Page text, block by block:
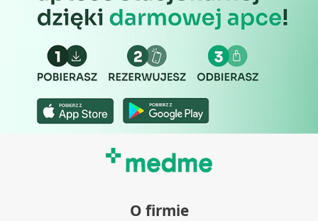
O firmie
Pomiar efektywności treści
Rozumienie odbiorców dzięki statystyce lub
kombinacji danych z różnych źródeł
Rozwój i ulepszanie usług
Wykorzystywanie ograniczonych danych do